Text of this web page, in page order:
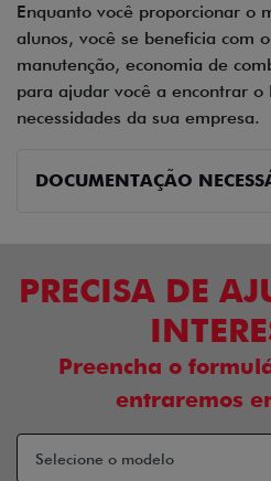
Enquanto você proporcionar o
alunos, você se beneficia com
manutenção, economia de
para ajudar você a encontrar o
necessidades da sua empresa.
DOCUMENTAÇÃO
PRECISA DE
Preencha o
entraremos